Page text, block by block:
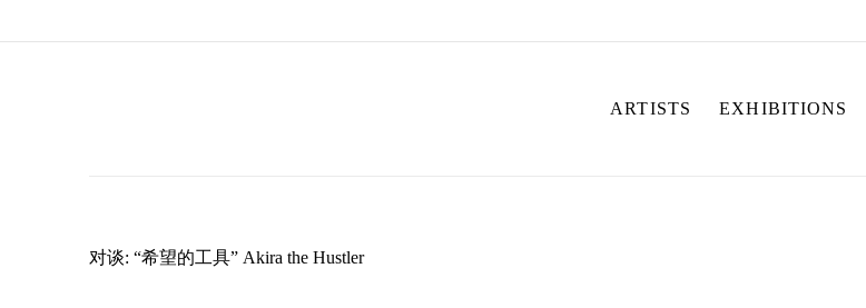
ARTISTS EXHIBITIONS
对谈: “希望的工具” Akira the Hustler